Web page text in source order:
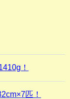
！
匹！